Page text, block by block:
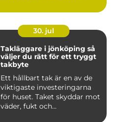
30. jul
Takläggare i jönköping så
väljer du rätt för ett tryggt
takbyte
Ett hållbart tak är en av de
viktigaste investeringarna
för huset. Taket skyddar mot
väder, fukt och...